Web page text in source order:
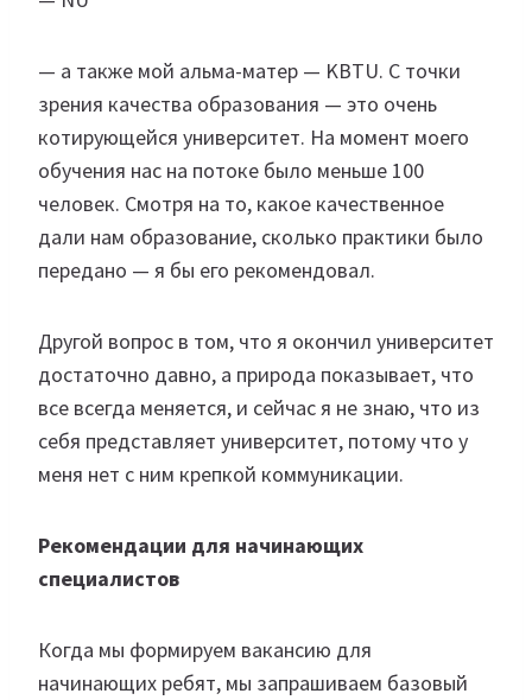
— а также мой альма-матер — KBTU. С точки
зрения качества образования — это очень
котирующейся университет. На момент моего
обучения нас на потоке было меньше 100
человек. Смотря на то, какое качественное
дали нам образование, сколько практики было
передано — я бы его рекомендовал.
Другой вопрос в том, что я окончил университет
достаточно давно, а природа показывает, что
все всегда меняется, и сейчас я не знаю, что из
себя представляет университет, потому что у
меня нет с ним крепкой коммуникации.
Рекомендации для начинающих
специалистов
Когда мы формируем вакансию для
начинающих ребят, мы запрашиваем базовый